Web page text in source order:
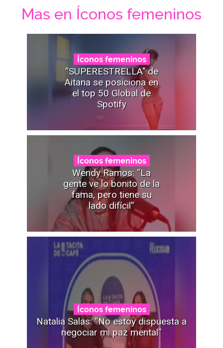
Mas en Íconos femeninos
Íconos femeninos
“SUPERESTRELLA" de
Aitana se posiciona en
el top 50 Global de
Spotify
Íconos femeninos
Wendy Ramos: “La
gente ve lo bonito de la
fama, pero tiene su
lado difícil”
Íconos femeninos
Natalia Salas: “No estoy dispuesta a
negociar mi paz mental”